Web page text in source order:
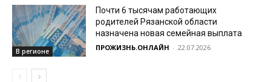
В регионе
Почти 6 тысячам работающих
родителей Рязанской области
назначена новая семейная выплата
ПРОЖИЗНЬ.ОНЛАЙН - 22.07.2026